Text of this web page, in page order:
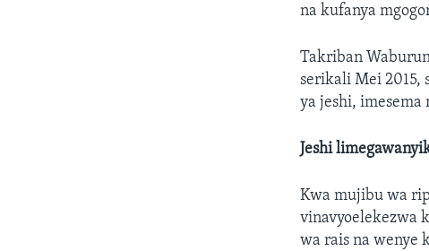
na kufanya
Takriban
serikali Mei 2015,
ya jeshi, imesema
Jeshi
Kwa mujibu wa
vinavyoelekezwa
wa rais na wenye